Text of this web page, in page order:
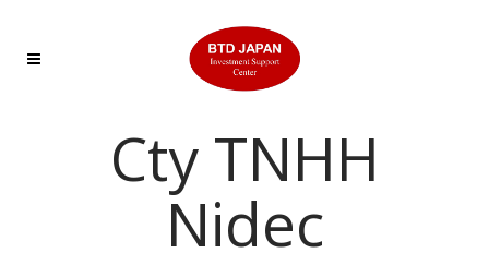
Cty TNHH
Nidec